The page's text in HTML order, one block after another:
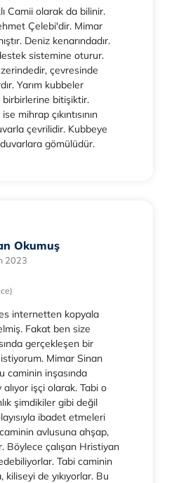
Camii olarak da bilinir.
Çelebi'dir. Mimar
Deniz kenarındadır.
sistemine oturur.
çevresinde
Yarım kubbeler
birbirlerine bitişiktir.
mihrap çıkıntısının
çevrilidir. Kubbeye
gömülüdür.
Okumuş
2023
internetten kopyala
Fakat ben size
gerçekleşen bir
Mimar Sinan
caminin inşasında
işçi olarak. Tabi o
şimdikiler gibi değil
ibadet etmeleri
avlusuna ahşap,
Böylece çalışan Hristiyan
Tabi caminin
kiliseyi de yıkıyorlar. Bu